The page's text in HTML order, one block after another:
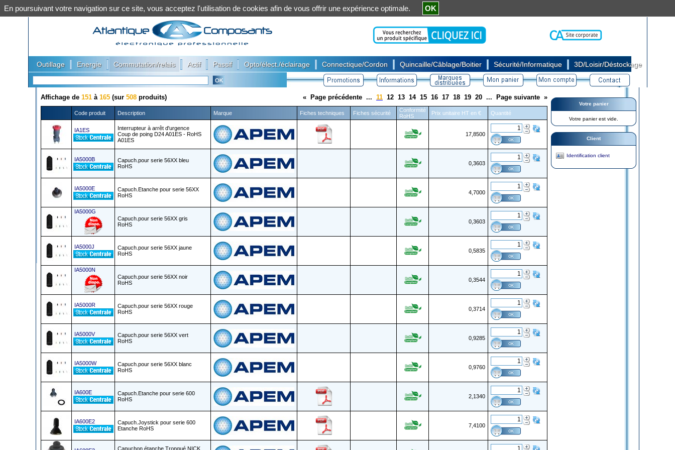
Outillage Energie Commutation/relais Actif Passif Opto/élect./éclairage Connectique/Cordon Quincaille/Câblage/Boitier Sécurité/Informatique 3D/Loisir/Déstockage
Affichage de 151 à 165 (sur 508 produits) « Page précédente ... 11 12 13 14 15 16 17 18 19 20 ... Page suivante »
Code produit Description Marque Fiches techniques Fiches sécurité
Conformité
RoHS
Prix unitaire HT en € Quantité
IA1ES
Interrupteur à arrêt d'urgence
Coup de poing D24 A01ES - RoHS
A01ES
17,8500
IA5000B
Capuch.pour serie 56XX bleu
RoHS
0,3603
IA5000E
Capuch.Etanche pour serie 56XX
RoHS
4,7000
IA5000G
Capuch.pour serie 56XX gris
RoHS
0,3603
IA5000J
Capuch.pour serie 56XX jaune
RoHS
0,5835
IA5000N
Capuch.pour serie 56XX noir
RoHS
0,3544
IA5000R
Capuch.pour serie 56XX rouge
RoHS
0,3714
IA5000V
Capuch.pour serie 56XX vert
RoHS
0,9285
IA5000W
Capuch.pour serie 56XX blanc
RoHS
0,9760
IA600E
Capuch.Etanche pour serie 600
RoHS
2,1340
IA600E2
Capuch.Joystick pour serie 600
Etanche RoHS
7,4100
Capuchon étanche Tronqué NICK.
Votre panier
Votre panier est vide.
Client
Identification client
En poursuivant votre navigation sur ce site, vous acceptez l'utilisation de cookies afin de vous offrir une expérience optimale. OK